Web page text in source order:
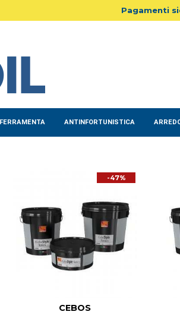
Pagamenti
FERRAMENTA ANTINFORTUNISTICA
-47%
CEBOS